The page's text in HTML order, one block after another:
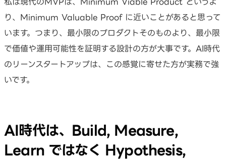
り、Minimum Valuable Proof に近いことがあると思って
います。つまり、最小限のプロダクトそのものより、最小限
で価値や運用可能性を証明する設計の方が大事です。AI時代
のリーンスタートアップは、この感覚に寄せた方が実務で強
いです。
AI時代は、Build, Measure,
Learn ではなく Hypothesis,